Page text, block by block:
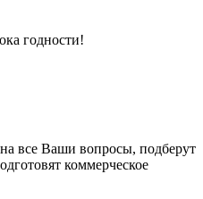
год­но­сти!
все Ваши вопросы, подберут
коммерческое